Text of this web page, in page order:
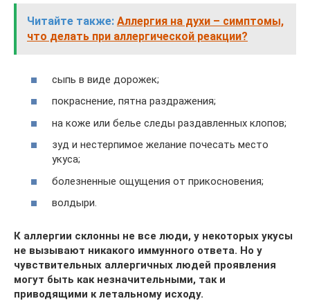
Читайте также: Аллергия на духи – симптомы,
что делать при аллергической реакции?
сыпь в виде дорожек;
покраснение, пятна раздражения;
на коже или белье следы раздавленных клопов;
зуд и нестерпимое желание почесать место
укуса;
болезненные ощущения от прикосновения;
волдыри.
К аллергии склонны не все люди, у некоторых укусы
не вызывают никакого иммунного ответа. Но у
чувствительных аллергичных людей проявления
могут быть как незначительными, так и
приводящими к летальному исходу.